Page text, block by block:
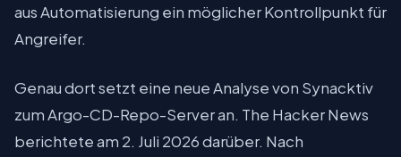
aus Automatisierung ein möglicher Kontrollpunkt für
Angreifer.
Genau dort setzt eine neue Analyse von Synacktiv
zum Argo-CD-Repo-Server an. The Hacker News
berichtete am 2. Juli 2026 darüber. Nach